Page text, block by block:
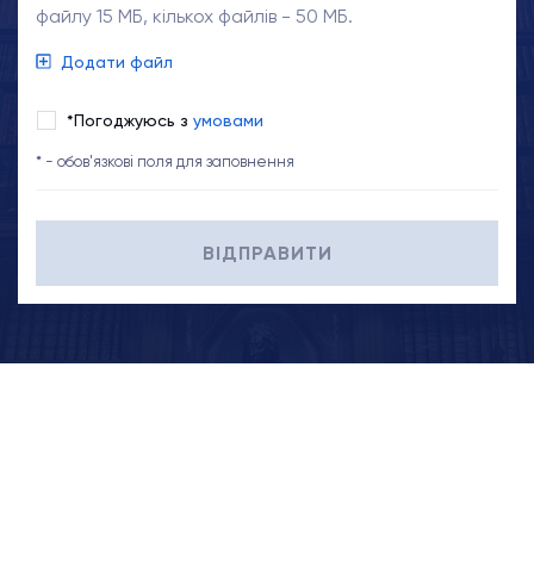
файлу 15 МБ, кількох файлів - 50 МБ.
Додати файл
*Погоджуюсь з умовами
* - обов'язкові поля для заповнення
ВІДПРАВИТИ